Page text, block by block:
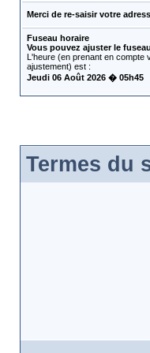
Merci de re-saisir votre
Fuseau horaire
Vous pouvez ajuster le
L'heure (en prenant en compte
ajustement) est :
Jeudi 06 Août 2026 � 05h45
Termes du